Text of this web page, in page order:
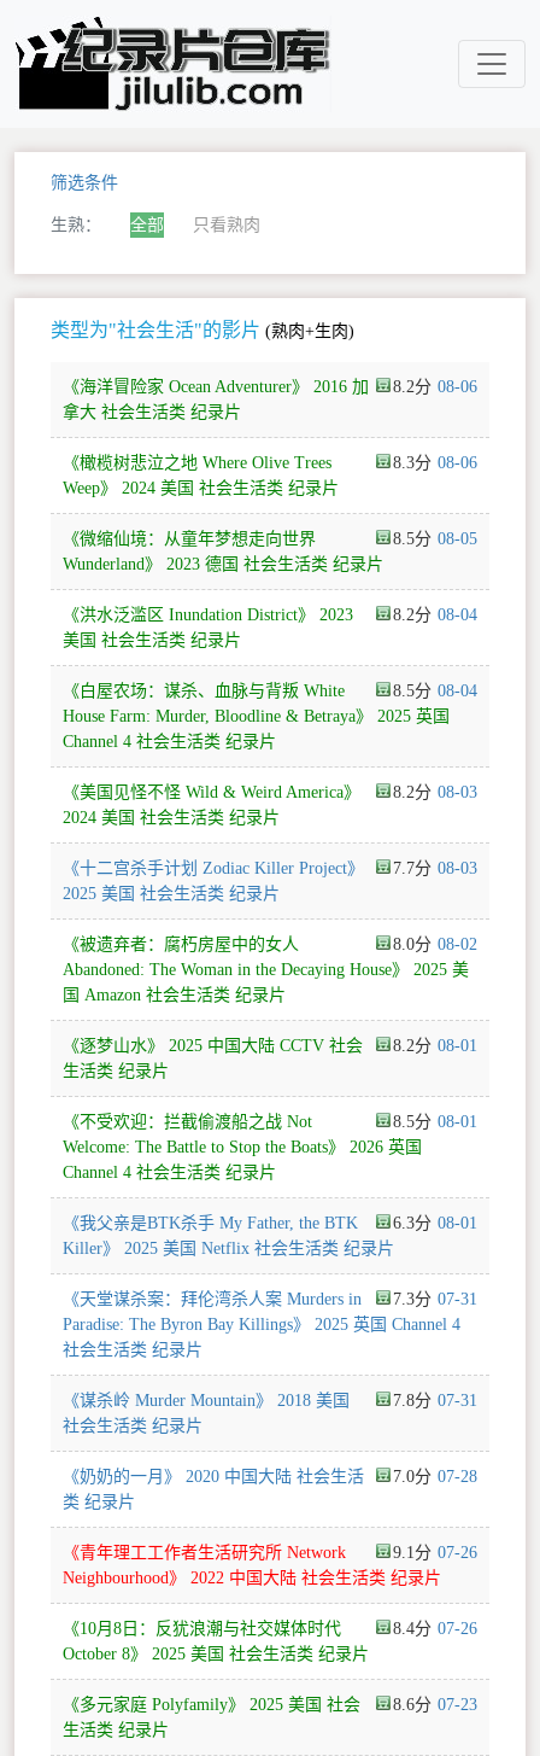
筛选条件
生熟： 全部 只看熟肉
类型为"社会生活"的影片 (熟肉+生肉)
8.2 08-06
《海洋冒险家 Ocean Adventurer》 2016 加
拿大 社会生活类 纪录片
8.3 08-06
《橄榄树悲泣之地 Where Olive Trees
Weep》 2024 美国 社会生活类 纪录片
8.5 08-05
《微缩仙境：从童年梦想走向世界
Wunderland》 2023 德国 社会生活类 纪录片
8.2 08-04
《洪水泛滥区 Inundation District》 2023
美国 社会生活类 纪录片
8.5 08-04
《白屋农场：谋杀、血脉与背叛 White
House Farm: Murder, Bloodline & Betraya》 2025 英国
Channel 4 社会生活类 纪录片
8.2 08-03
《美国见怪不怪 Wild & Weird America》
2024 美国 社会生活类 纪录片
7.7 08-03
《十二宫杀手计划 Zodiac Killer Project》
2025 美国 社会生活类 纪录片
8.0 08-02
《被遗弃者：腐朽房屋中的女人
Abandoned: The Woman in the Decaying House》 2025 美
国 Amazon 社会生活类 纪录片
8.2 08-01
《逐梦山水》 2025 中国大陆 CCTV 社会
生活类 纪录片
8.5 08-01
《不受欢迎：拦截偷渡船之战 Not
Welcome: The Battle to Stop the Boats》 2026 英国
Channel 4 社会生活类 纪录片
6.3 08-01
《我父亲是BTK杀手 My Father, the BTK
Killer》 2025 美国 Netflix 社会生活类 纪录片
7.3 07-31
《天堂谋杀案：拜伦湾杀人案 Murders in
Paradise: The Byron Bay Killings》 2025 英国 Channel 4
社会生活类 纪录片
7.8 07-31
《谋杀岭 Murder Mountain》 2018 美国
社会生活类 纪录片
7.0 07-28
《奶奶的一月》 2020 中国大陆 社会生活
类 纪录片
9.1 07-26
《青年理工工作者生活研究所 Network
Neighbourhood》 2022 中国大陆 社会生活类 纪录片
8.4 07-26
《10月8日：反犹浪潮与社交媒体时代
October 8》 2025 美国 社会生活类 纪录片
8.6 07-23
《多元家庭 Polyfamily》 2025 美国 社会
生活类 纪录片